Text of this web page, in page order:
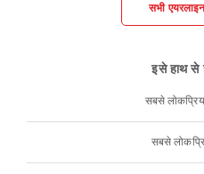
सभी
इसे हाथ से
सबसे
सबसे